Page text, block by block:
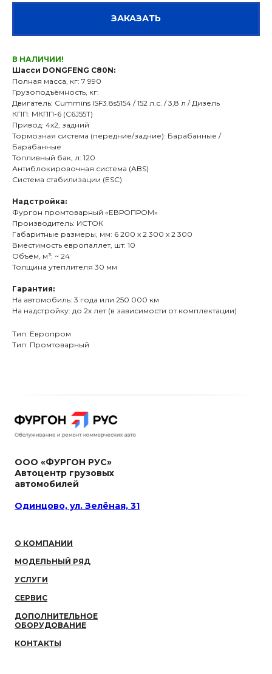
ЗАКАЗАТЬ
В НАЛИЧИИ!
Шасси DONGFENG C80N:
Полная масса, кг: 7 990
Грузоподъёмность, кг:
Двигатель: Cummins ISF3.8s5154 / 152 л.с. / 3,8 л / Дизель
КПП: МКПП-6 (C6J55T)
Привод: 4х2, задний
Тормозная система (передние/задние): Барабанные /
Барабанные
Топливный бак, л: 120
Антиблокировочная система (ABS)
Система стабилизации (ESC)
Надстройка:
Фургон промтоварный «ЕВРОПРОМ»
Производитель: ИСТОК
Габаритные размеры, мм: 6 200 х 2 300 х 2 300
Вместимость европаллет, шт: 10
Объём, м³: ~ 24
Толщина утеплителя 30 мм
Гарантия:
На автомобиль: 3 года или 250 000 км
На надстройку: до 2х лет (в зависимости от комплектации)
Тип: Европром
Тип: Промтоварный
ООО «ФУРГОН РУС»
Автоцентр грузовых
автомобилей
Одинцово, ул. Зелёная, 31
О КОМПАНИИ
МОДЕЛЬНЫЙ РЯД
УСЛУГИ
СЕРВИС
ДОПОЛНИТЕЛЬНОЕ
ОБОРУДОВАНИЕ
КОНТАКТЫ